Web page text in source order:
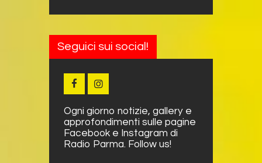
Seguici sui social!
Ogni giorno notizie, gallery e
approfondimenti sulle pagine
Facebook e Instagram di
Radio Parma. Follow us!